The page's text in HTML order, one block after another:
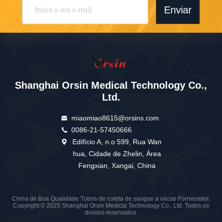
Enviar
Shanghai Orsin Medical Technology Co.,
Ltd.
miaomiao8615@orsins.com
0086-21-57450666
Edifício A, n.o 599, Rua Wan
hua, Cidade de Zhelin, Área
Fengxian, Xangai, China
China de Boa Qualidade Tubos de coleta de sangue a vácuo Fornecedor.
Copyright © 2025 Shanghai Orsin Medical Technology Co., Ltd. Todos os
direitos reservados.